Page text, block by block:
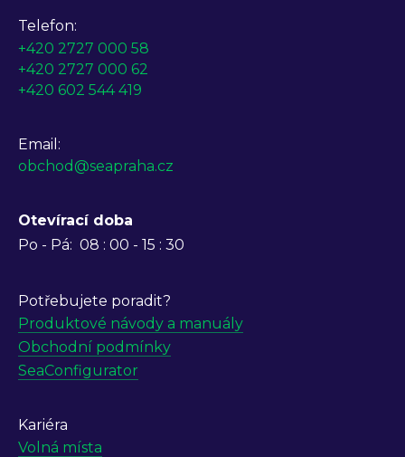
Telefon:
+420 2727 000 58
+420 2727 000 62
+420 602 544 419
Email:
obchod@seapraha.cz
Otevírací doba
Po - Pá: 08 : 00 - 15 : 30
Potřebujete poradit?
Produktové návody a manuály
Obchodní podmínky
SeaConfigurator
Kariéra
Volná místa